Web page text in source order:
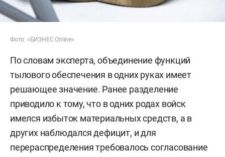
Фото: «БИЗНЕС Online»
По словам эксперта, объединение функций
тылового обеспечения в одних руках имеет
решающее значение. Ранее разделение
приводило к тому, что в одних родах войск
имелся избыток материальных средств, а в
других наблюдался дефицит, и для
перераспределения требовалось согласование